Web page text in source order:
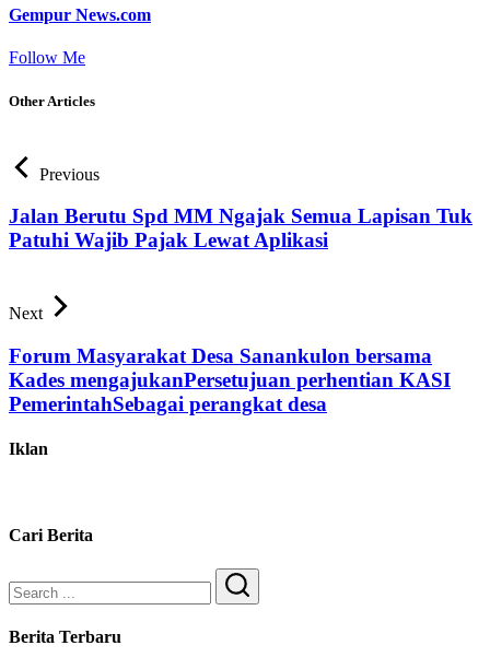
Gempur News.com
Follow Me
Other Articles
Previous
Jalan Berutu Spd MM Ngajak Semua Lapisan Tuk
Patuhi Wajib Pajak Lewat Aplikasi
Next
Forum Masyarakat Desa Sanankulon bersama
Kades mengajukanPersetujuan perhentian KASI
PemerintahSebagai perangkat desa
Iklan
Cari Berita
Search
Berita Terbaru